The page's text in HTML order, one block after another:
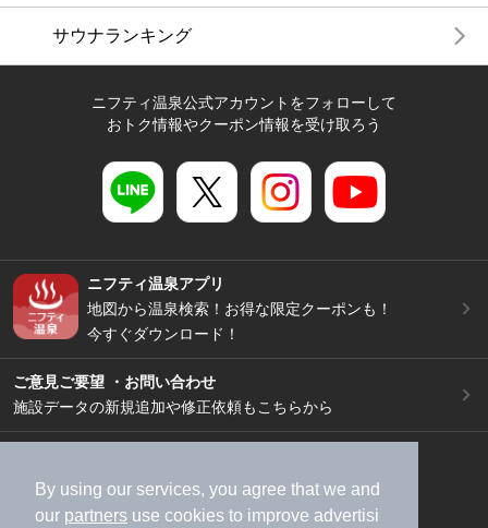
By using our services, you agree that we and
our partners use cookies to improve advertisi
サウナランキング
ニフティ温泉公式アカウントをフォローして
おトク情報やクーポン情報を受け取ろう
ニフティ温泉アプリ
地図から温泉検索！お得な限定クーポンも！
今すぐダウンロード！
ご意見ご要望 ・お問い合わせ
施設データの新規追加や修正依頼もこちらから
加盟店募集（資料請求）
広告出稿のご案内
利用規約
ライフスタイルMEMBERS+規約